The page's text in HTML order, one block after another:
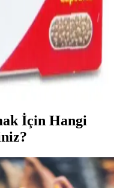
ile Sağlıklı
içeren mideyi yormayan
mücadelede destek
yükseltir.
İçin Hangi